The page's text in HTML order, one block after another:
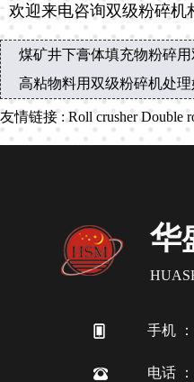
欢迎来电咨询双级粉碎机
煤矿井下膏体填充物粉碎
高粘物料用双级粉碎机处
友情链接:Roll crusher Double
华
手机
电话